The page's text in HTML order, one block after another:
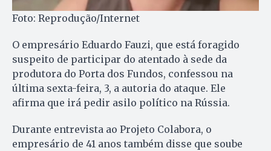
Foto: Reprodução/Internet
O empresário Eduardo Fauzi, que está foragido
suspeito de participar do atentado à sede da
produtora do Porta dos Fundos, confessou na
última sexta-feira, 3, a autoria do ataque. Ele
afirma que irá pedir asilo político na Rússia.
Durante entrevista ao Projeto Colabora, o
empresário de 41 anos também disse que soube